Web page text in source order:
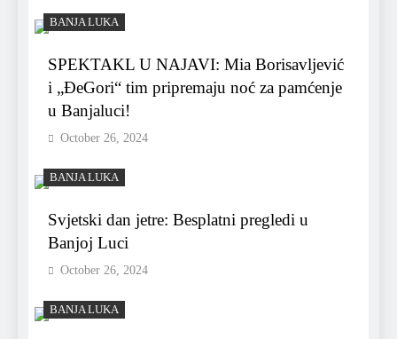
BANJA LUKA
SPEKTAKL U NAJAVI: Mia Borisavljević
i „ĐeGori“ tim pripremaju noć za pamćenje
u Banjaluci!
October 26, 2024
BANJA LUKA
Svjetski dan jetre: Besplatni pregledi u
Banjoj Luci
October 26, 2024
BANJA LUKA